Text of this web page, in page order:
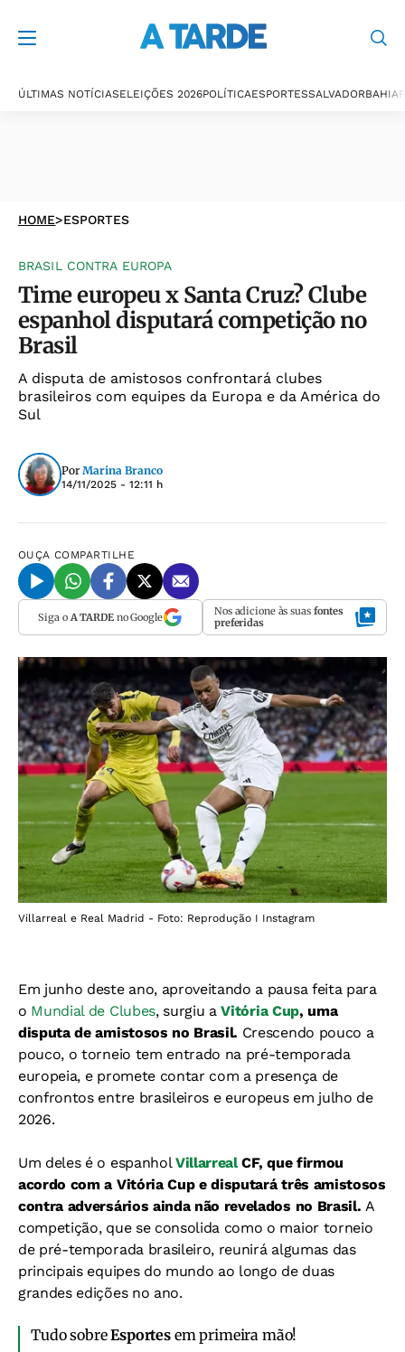
ÚLTIMAS NOTÍCIASELEIÇÕES 2026POLÍTICAESPORTESSALVADORBAHIA
HOME>ESPORTES
BRASIL CONTRA EUROPA
Time europeu x Santa Cruz? Clube
espanhol disputará competição no
Brasil
A disputa de amistosos confrontará clubes
brasileiros com equipes da Europa e da América do
Sul
Por Marina Branco
14/11/2025 - 12:11 h
OUÇA COMPARTILHE
Siga o A TARDEno Google Nos adicione às suas fontes
preferidas
Villarreal e Real Madrid - Foto: Reprodução I Instagram
Em junho deste ano, aproveitando a pausa feita para
o Mundial de Clubes, surgiu aVitória Cup, uma
disputa de amistosos no Brasil. Crescendo pouco a
pouco, o torneio tem entrado na pré-temporada
europeia, e promete contar com a presença de
confrontos entre brasileiros e europeus em julho de
2026.
Um deles é o espanholVillarrealCF, que firmou
acordo com a Vitória Cup e disputará três amistosos
contra adversários ainda não revelados no Brasil. A
competição, que se consolida como o maior torneio
de pré-temporada brasileiro, reunirá algumas das
principais equipes do mundo ao longo de duas
grandes edições no ano.
Tudo sobreEsportesem primeira mão!